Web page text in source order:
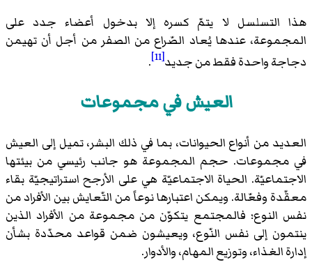
هذا التسلسل لا يتمّ كسره إلا بدخول أعضاء جدد على
المجموعة، عندها يُعاد الصّراع من الصفر من أجل أن تهيمن
دجاجة واحدة فقط من جديد[11]
.
العيش في مجموعات
العديد من أنواع الحيوانات، بما في ذلك البشر، تميل إلى العيش
في مجموعات. حجم المجموعة هو جانب رئيسي من بيئتها
الاجتماعيّة. الحياة الاجتماعيّة هي على الأرجح استراتيجيّة بقاء
معقّدة وفعّالة. ويمكن اعتبارها نوعاً من التّعايش بين الأفراد من
نفس النوع؛ فالمجتمع يتكوّن من مجموعة من الأفراد الذين
ينتمون إلى نفس النّوع، ويعيشون ضمن قواعد محدّدة بشأن
إدارة الغذاء، وتوزيع المهام، والأدوار.